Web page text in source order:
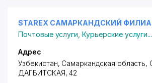
STAREX САМАРКАНДСКИЙ
Почтовые услуги ,Курьерские услуги...
Адрес
Узбекистан, Самаркандская область,
ДАГБИТСКАЯ, 42